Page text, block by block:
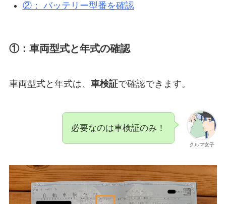
②： バッテリー型番を確認
①：車両型式と年式の確認
車両型式と年式は、 車検証で確認できます。
クルマ女子
必要なのは車検証のみ！